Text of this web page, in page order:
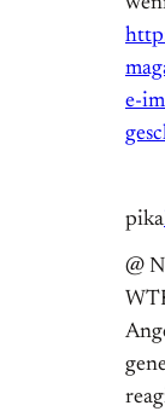
e-
pika
@